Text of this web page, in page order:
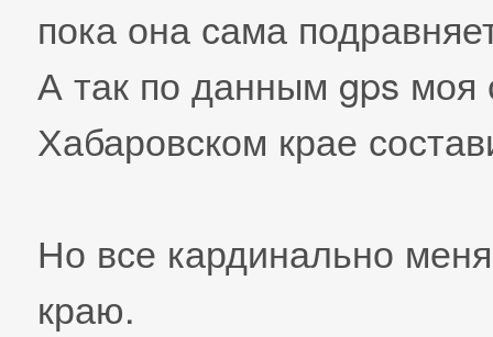
пока она сама
А так по данным gps моя
Хабаровском крае
Но все кардинально
краю.